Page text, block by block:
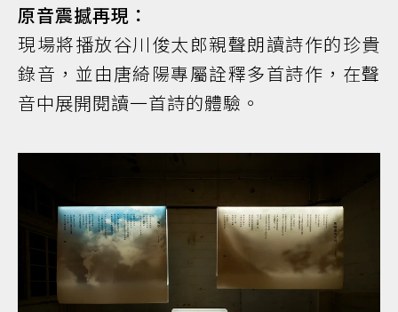
原音震撼再現：
現場將播放谷川俊太郎親聲朗讀詩作的珍貴
錄音，並由唐綺陽專屬詮釋多首詩作，在聲
音中展開閱讀一首詩的體驗。